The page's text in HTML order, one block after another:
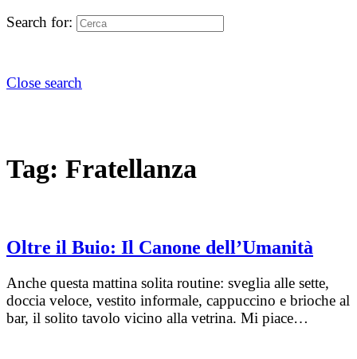
Search for:
Close search
Tag: Fratellanza
Oltre il Buio: Il Canone dell’Umanità
Anche questa mattina solita routine: sveglia alle sette,
doccia veloce, vestito informale, cappuccino e brioche al
bar, il solito tavolo vicino alla vetrina. Mi piace…